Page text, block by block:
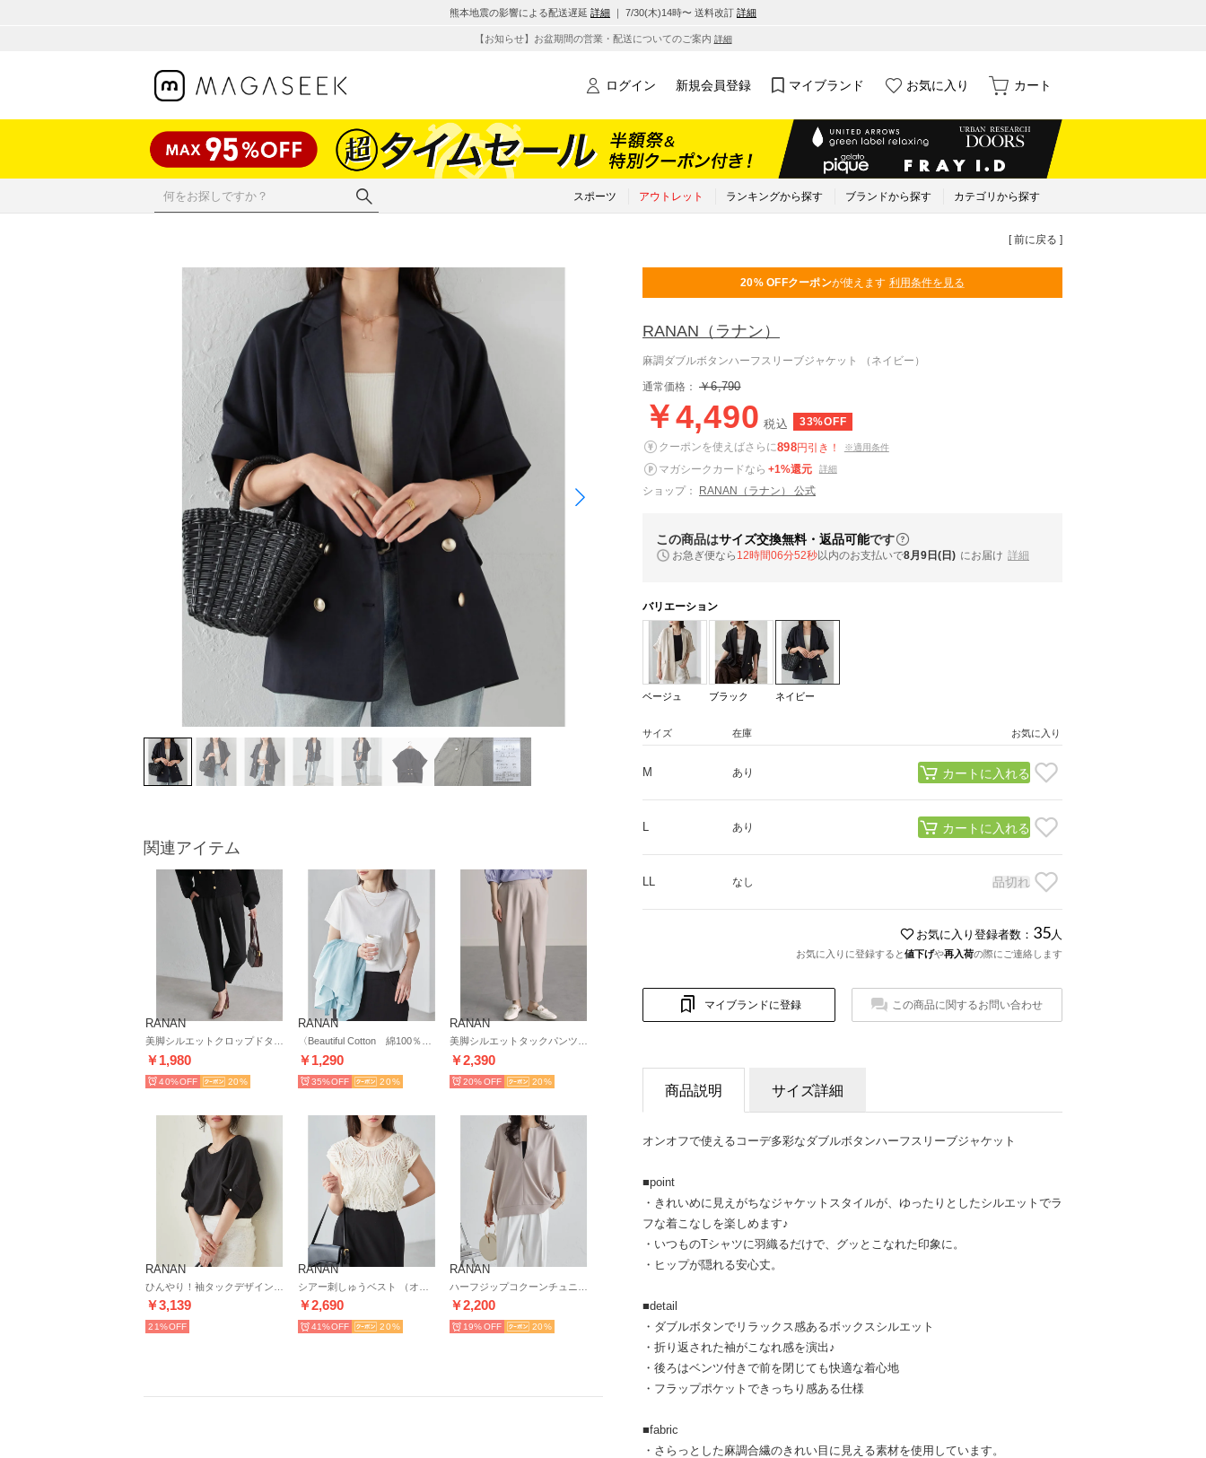
熊本地震の影響による配送遅延 詳細 ｜ 7/30(木)14時〜 送料改訂 詳細
【お知らせ】お盆期間の営業・配送についてのご案内 詳細
ログイン 新規会員登録 マイブランド お気に入り カート
スポーツ アウトレット ランキングから探す ブランドから探す カテゴリから探す
[ 前に戻る ]
関連アイテム
RANAN
￥1,980
40% 20
RANAN
￥1,290
35% 20
RANAN
￥2,390
20% 20
RANAN
￥3,139
21%
RANAN
￥2,690
41% 20
RANAN
￥2,200
19% 20
20% OFFクーポンが使えます 利用条件を見る
RANAN （ラナン）
麻調ダブルボタンハーフスリーブジャケット （ネイビー）
通常価格： ￥6,790
￥4,490 税込 33%OFF
クーポンを使えばさらに898円引き！ ※適用条件
マガシークカードなら +1%還元 詳細
ショップ： RANAN（ラナン） 公式
この商品はサイズ交換無料・返品可能です
お急ぎ便なら 12時間06分51秒以内のお支払いで8月9日(日) にお届け 詳細
バリエーション
ベージュ ブラック ネイビー
サイズ 在庫 お気に入り
M あり カートに入れる
L あり カートに入れる
LL なし 品切れ
お気に入り登録者数： 35 人
お気に入りに登録すると値下げや再入荷の際にご連絡します
マイブランドに登録 この商品に関するお問い合わせ
商品説明 サイズ詳細
オンオフで使えるコーデ多彩なダブルボタンハーフスリーブジャケット
■point
・きれいめに見えがちなジャケットスタイルが、ゆったりとしたシルエットでラ
フな着こなしを楽しめます♪
・いつものTシャツに羽織るだけで、グッとこなれた印象に。
・ヒップが隠れる安心丈。
■detail
・ダブルボタンでリラックス感あるボックスシルエット
・折り返された袖がこなれ感を演出♪
・後ろはベンツ付きで前を閉じても快適な着心地
・フラップポケットできっちり感ある仕様
■fabric
・さらっとした麻調合繊のきれい目に見える素材を使用しています。